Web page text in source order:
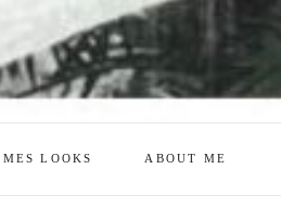
MES LOOKS ABOUT ME